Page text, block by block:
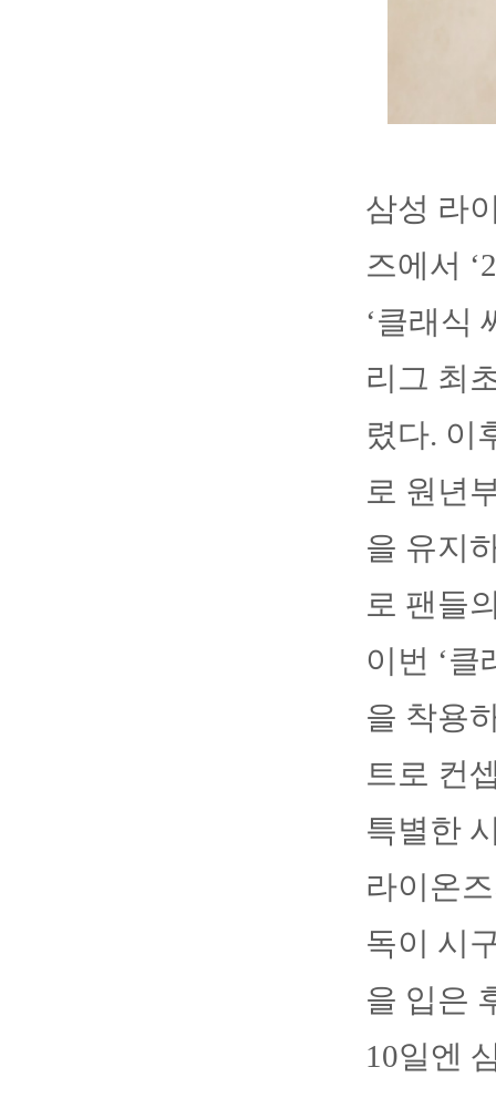
삼성 라
즈에서
‘클래식
리그 최
렸다. 이
로 원년
을 유지
로 팬들
이번 ‘클
을 착용
트로 컨
특별한
라이온
독이 시
을 입은
10일엔